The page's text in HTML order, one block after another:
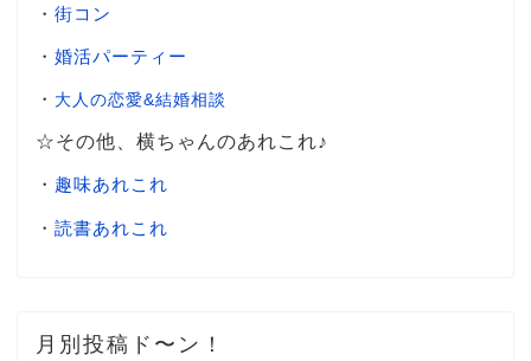
・ 街コン
・ 婚活パーティー
・ 大人の恋愛&結婚相談
☆その他、横ちゃんのあれこれ♪
・ 趣味あれこれ
・ 読書あれこれ
月別投稿ド〜ン！